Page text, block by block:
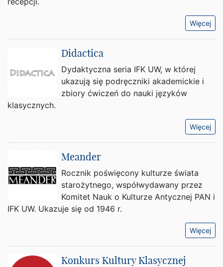
Więcej
Didactica
Dydaktyczna seria IFK UW, w której
ukazują się podręczniki akademickie i
zbiory ćwiczeń do nauki języków
klasycznych.
Więcej
Meander
Rocznik poświęcony kulturze świata
starożytnego, współwydawany przez
Komitet Nauk o Kulturze Antycznej PAN i
IFK UW. Ukazuje się od 1946 r.
Więcej
Konkurs Kultury Klasycznej